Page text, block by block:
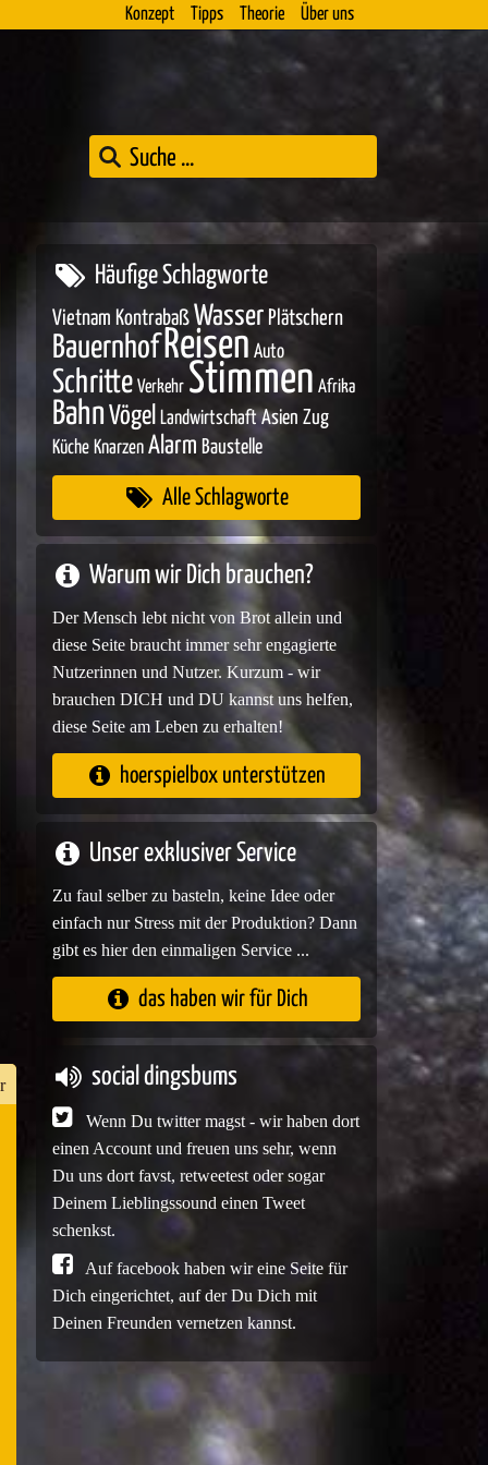
Konzept Tipps Theorie Über uns
Häufige Schlagworte
Vietnam Kontrabaß Wasser Plätschern
Bauernhof Reisen Auto
Schritte Verkehr Stimmen Afrika
Bahn Vögel Landwirtschaft Asien Zug
Küche Knarzen Alarm Baustelle
Alle Schlagworte
Warum wir Dich brauchen?
Der Mensch lebt nicht von Brot allein und
diese Seite braucht immer sehr engagierte
Nutzerinnen und Nutzer. Kurzum - wir
brauchen DICH und DU kannst uns helfen,
diese Seite am Leben zu erhalten!
hoerspielbox unterstützen
Unser exklusiver Service
Zu faul selber zu basteln, keine Idee oder
einfach nur Stress mit der Produktion? Dann
gibt es hier den einmaligen Service ...
das haben wir für Dich
social dingsbums
Wenn Du twitter magst - wir haben dort
einen Account und freuen uns sehr, wenn
Du uns dort favst, retweetest oder sogar
Deinem Lieblingssound einen Tweet
schenkst.
Auf facebook haben wir eine Seite für
Dich eingerichtet, auf der Du Dich mit
Deinen Freunden vernetzen kannst.